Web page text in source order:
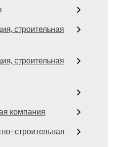
строительная
строительная
компания
строительная